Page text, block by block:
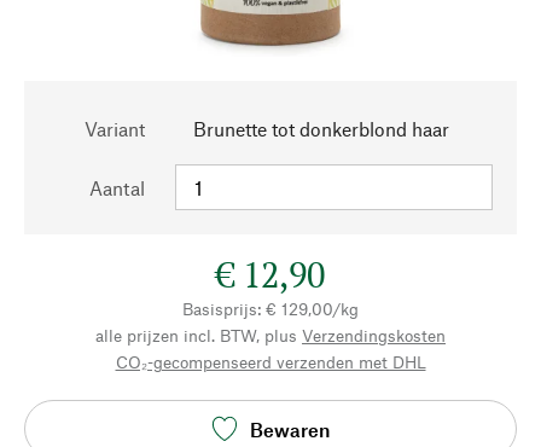
Variant Brunette tot donkerblond haar
Aantal
€ 12,90
Basisprijs: € 129,00/kg
alle prijzen incl. BTW, plus Verzendingskosten
CO₂-gecompenseerd verzenden met DHL
Bewaren